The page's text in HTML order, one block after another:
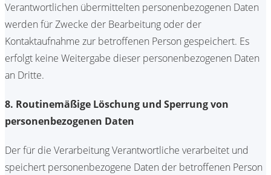
Verantwortlichen übermittelten personenbezogenen Daten
werden für Zwecke der Bearbeitung oder der
Kontaktaufnahme zur betroffenen Person gespeichert. Es
erfolgt keine Weitergabe dieser personenbezogenen Daten
an Dritte.
8. Routinemäßige Löschung und Sperrung von
personenbezogenen Daten
Der für die Verarbeitung Verantwortliche verarbeitet und
speichert personenbezogene Daten der betroffenen Person